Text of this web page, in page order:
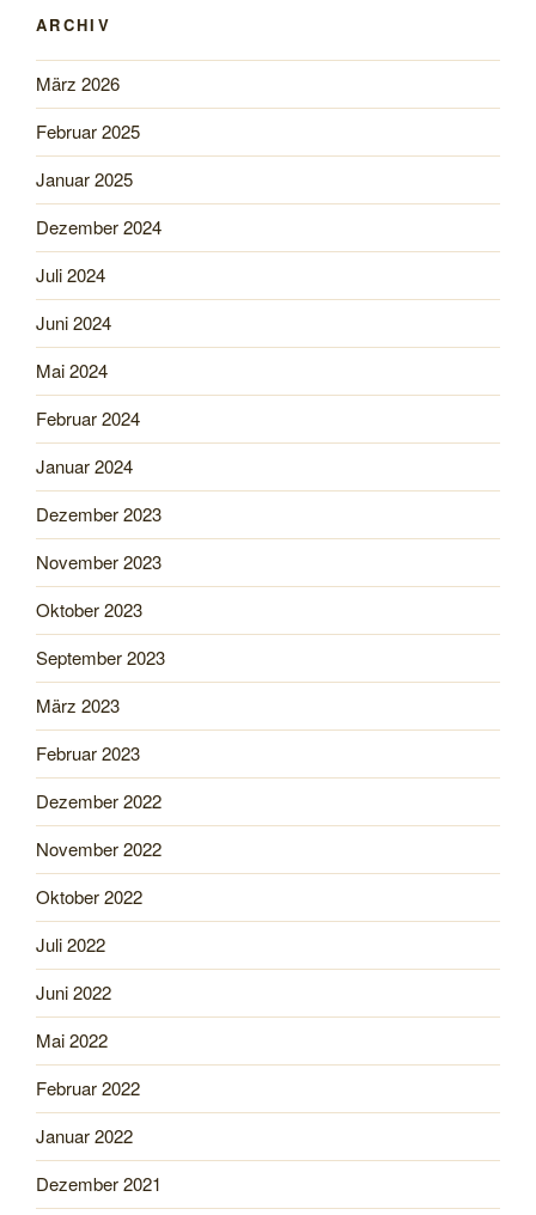
ARCHIV
März 2026
Februar 2025
Januar 2025
Dezember 2024
Juli 2024
Juni 2024
Mai 2024
Februar 2024
Januar 2024
Dezember 2023
November 2023
Oktober 2023
September 2023
März 2023
Februar 2023
Dezember 2022
November 2022
Oktober 2022
Juli 2022
Juni 2022
Mai 2022
Februar 2022
Januar 2022
Dezember 2021